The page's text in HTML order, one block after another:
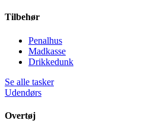
Tilbehør
Penalhus
Madkasse
Drikkedunk
Se alle tasker
Udendørs
Overtøj